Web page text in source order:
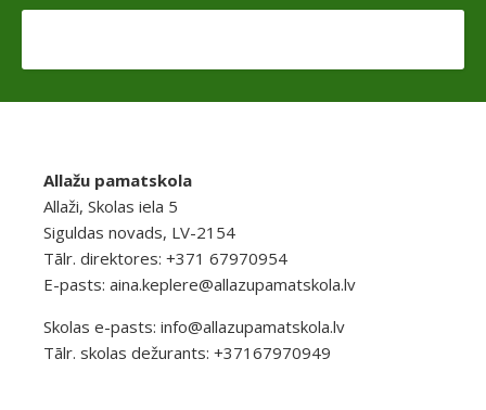
Allažu pamatskola
Allaži, Skolas iela 5
Siguldas novads, LV-2154
Tālr. direktores: +371 67970954
E-pasts: aina.keplere@allazupamatskola.lv
Skolas e-pasts: info@allazupamatskola.lv
Tālr. skolas dežurants: +37167970949